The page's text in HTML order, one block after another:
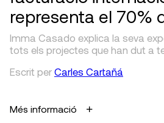
representa el 70%
Imma Casado explica la seva
tots els projectes que han dut a
Escrit per Carles Cartañá
Més informació